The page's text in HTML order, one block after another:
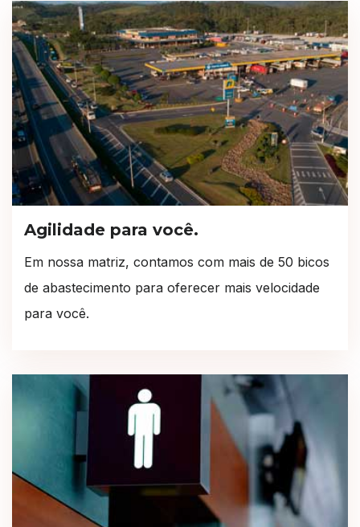
Agilidade para você.
Em nossa matriz, contamos com mais de 50 bicos
de abastecimento para oferecer mais velocidade
para você.